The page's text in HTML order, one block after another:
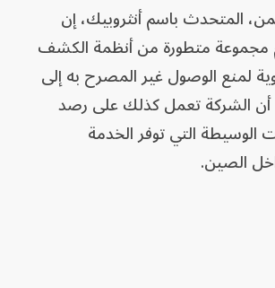
المتحدث باسم أنثروبيك، إن
مجموعة متطورة من أنظمة الكشف
لمنع الوصول غير المصرح به إلى
أن الشركة تعمل كذلك على رصد
التي توفر الخدمة
الصين.